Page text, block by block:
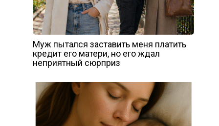
Муж пытался заставить меня платить
кредит его матери, но его ждал
неприятный сюрприз